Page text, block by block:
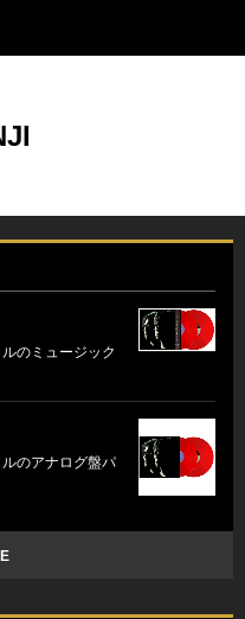
のミュージック
のアナログ盤パ